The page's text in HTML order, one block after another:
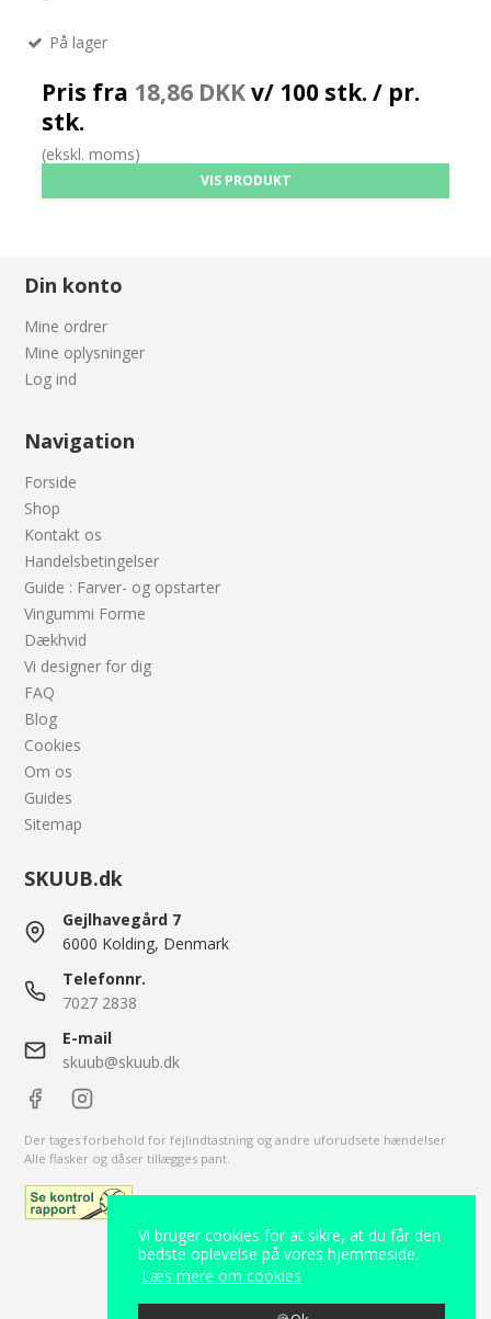
Vi bruger cookies for at sikre, at du får den
bedste oplevelse på vores hjemmeside.
Læs mere om cookies
På lager
Pris fra 18,86 DKKv/ 100 stk. / pr.
stk.
(ekskl. moms)
VIS PRODUKT
Din konto
Mine ordrer
Mine oplysninger
Log ind
Navigation
Forside
Shop
Kontakt os
Handelsbetingelser
Guide : Farver- og opstarter
Vingummi Forme
Dækhvid
Vi designer for dig
FAQ
Blog
Cookies
Om os
Guides
Sitemap
SKUUB.dk
Gejlhavegård 7
6000 Kolding, Denmark
Telefonnr.
7027 2838
E-mail
skuub@skuub.dk
Der tages forbehold for fejlindtastning og andre uforudsete hændelser
Alle flasker og dåser tillægges pant.
2026 © Skuub.
CVR-nummer: 38209213